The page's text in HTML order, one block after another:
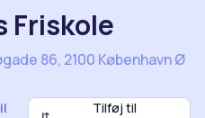
Tilføj til
Friskole
86, 2100 København Ø